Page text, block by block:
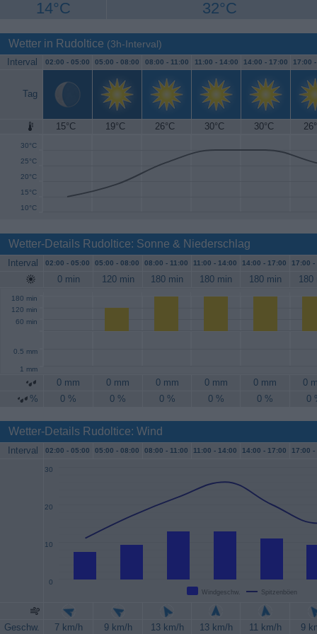
14°C 32°C
Wetter in Rudoltice (3h-Interval)
Interval 02:00 - 05:00 05:00 - 08:00 08:00 - 11:00 11:00 - 14:00 14:00 - 17:00 17:00
Tag
15°C 19°C 26°C 30°C 30°C
10°C
15°C
20°C
25°C
30°C
35°C
Wetter-Details Rudoltice: Sonne & Niederschlag
Interval 02:00 - 05:00 05:00 - 08:00 08:00 - 11:00 11:00 - 14:00 14:00 - 17:00 17:00 -
0 min 120 min 180 min 180 min 180 min 180
60 min
120 min
180 min
0.5 mm
1 mm
0 mm 0 mm 0 mm 0 mm 0 mm
0
%
0 % 0 % 0 % 0 % 0 % 0
Wetter-Details Rudoltice: Wind
Interval 02:00 - 05:00 05:00 - 08:00 08:00 - 11:00 11:00 - 14:00 14:00 - 17:00 17:00 -
Windgeschw. Spitzenböen
0
10
20
30
Geschw. 7 km/h 9 km/h 13 km/h 13 km/h 11 km/h
9